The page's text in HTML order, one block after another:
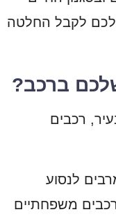
לקבל החלטה
ברכב?
רכבים
לנסוע
משפחתיים